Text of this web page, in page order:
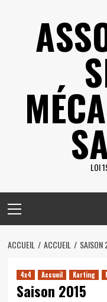
LOI
Menu
ACCUEIL ACCUEIL SAISON
4x4 Accueil Karting
Saison 2015